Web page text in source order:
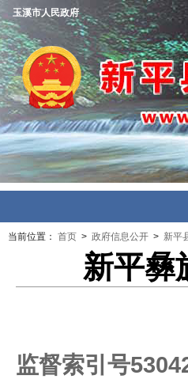
玉溪市人民政府
当前位置： 首页 > 政府信息公开 > 新平
新平彝
监督索引号